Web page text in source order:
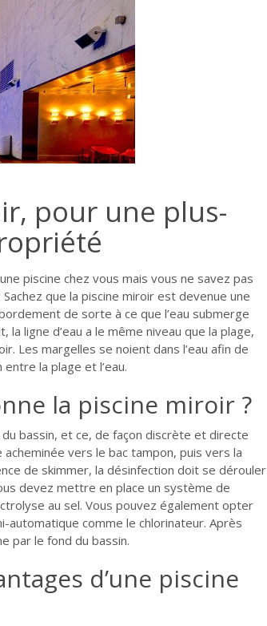
pour une plus-
piscine chez vous mais vous ne savez pas
que la piscine miroir est devenue une
de sorte à ce que l’eau submerge
ligne d’eau a le même niveau que la plage,
Les margelles se noient dans l’eau afin de
la plage et l’eau.
la piscine miroir ?
bassin, et ce, de façon discrète et directe
vers le bac tampon, puis vers la
de skimmer, la désinfection doit se dérouler
devez mettre en place un système de
au sel. Vous pouvez également opter
comme le chlorinateur. Après
par le fond du bassin.
d’une piscine